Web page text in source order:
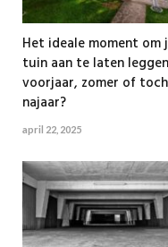
Het ideale moment om
tuin aan te laten
voorjaar, zomer of toch
najaar?
april 22, 2025